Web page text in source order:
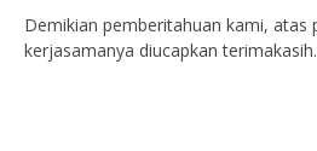
Demikian pemberitahuan kami, atas
kerjasamanya diucapkan terimakasih.